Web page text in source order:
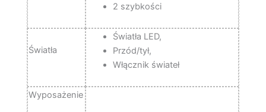
2 szybkości
Światła
Światła LED,
Przód/tył,
Włącznik świateł
Wyposażenie